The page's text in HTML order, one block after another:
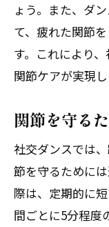
ょう。また、ダ
て、疲れた関節
す。これにより
関節ケアが実現し
関節を守る
社交ダンスでは
節を守るために
際は、定期的に
間ごとに5分程度